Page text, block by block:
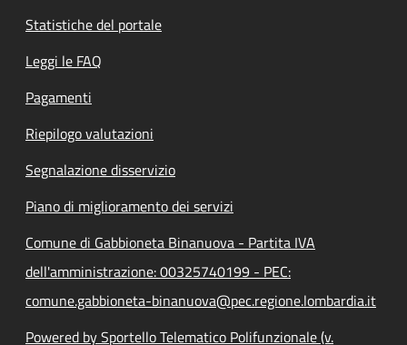
Statistiche del portale
Leggi le FAQ
Pagamenti
Riepilogo valutazioni
Segnalazione disservizio
Piano di miglioramento dei servizi
Comune di Gabbioneta Binanuova - Partita IVA
dell'amministrazione: 00325740199 - PEC:
comune.gabbioneta-binanuova@pec.regione.lombardia.it
Powered by Sportello Telematico Polifunzionale (v.